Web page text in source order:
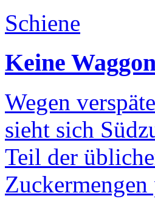
Schiene
Keine
Wegen
sieht sich
Teil der